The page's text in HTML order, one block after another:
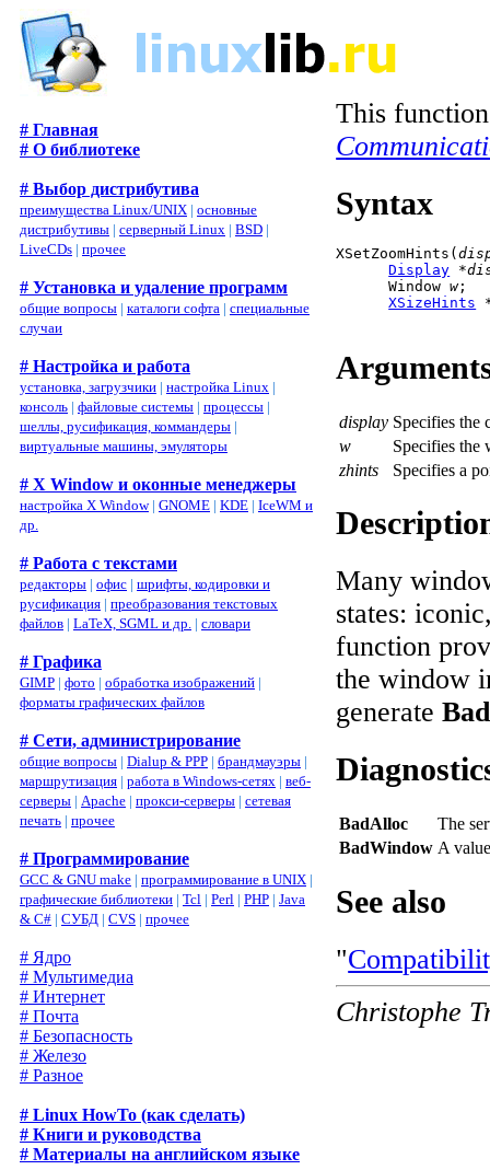
# Главная
# О библиотеке
# Выбор дистрибутива
преимущества Linux/UNIX | основные
дистрибутивы | серверный Linux | BSD |
LiveCDs | прочее
# Установка и удаление программ
общие вопросы | каталоги софта | специальные
случаи
# Настройка и работа
установка, загрузчики | настройка Linux |
консоль | файловые системы | процессы |
шеллы, русификация, коммандеры |
виртуальные машины, эмуляторы
# X Window и оконные менеджеры
настройка X Window| GNOME | KDE | IceWM и
др.
# Работа с текстами
редакторы | офис | шрифты, кодировки и
русификация | преобразования текстовых
файлов | LaTeX, SGML и др. | словари
# Графика
GIMP | фото | обработка изображений |
форматы графических файлов
# Сети, администрирование
общие вопросы | Dialup & PPP | брандмауэры |
маршрутизация | работа в Windows-сетях | веб-
серверы | Apache | прокси-серверы | сетевая
печать | прочее
# Программирование
GCC & GNU make | программирование в UNIX |
графические библиотеки | Tcl | Perl | PHP | Java
& C# | СУБД | CVS | прочее
# Ядро
# Мультимедиа
# Интернет
# Почта
# Безопасность
# Железо
# Разное
# Linux HowTo (как сделать)
# Книги и руководства
# Материалы на английском языке
This
Syntax
XSetZoomHints(
Display *
      Window
w;
XSizeHints
display Specifies the
w
Specifies the
zhints
Specifies a
Many
states:
function
the window
generate
BadAlloc
The
BadWindow A
See also
"
Christophe